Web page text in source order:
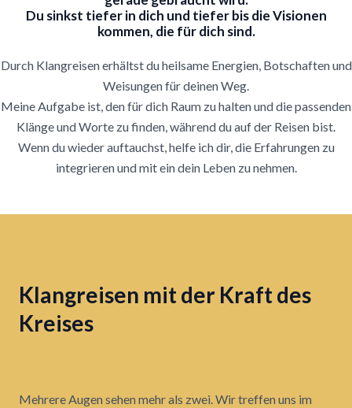
Du sinkst tiefer in dich und tiefer bis die Visionen
kommen, die für dich sind.
Durch Klangreisen erhältst du heilsame Energien, Botschaften und
Weisungen für deinen Weg.
Meine Aufgabe ist, den für dich Raum zu halten und die passenden
Klänge und Worte zu finden, während du auf der Reisen bist.
Wenn du wieder auftauchst, helfe ich dir, die Erfahrungen zu
integrieren und mit ein dein Leben zu nehmen.
Klangreisen mit der Kraft des
Kreises
Mehrere Augen sehen mehr als zwei. Wir treffen uns im